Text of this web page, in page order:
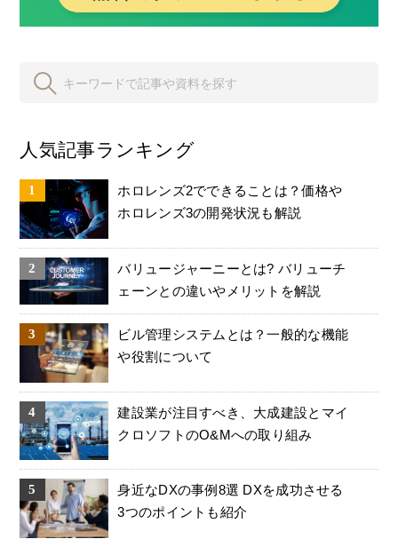
人気記事ランキング
ホロレンズ2でできることは？価格や
ホロレンズ3の開発状況も解説
バリュージャーニーとは? バリューチ
ェーンとの違いやメリットを解説
ビル管理システムとは？一般的な機能
や役割について
建設業が注目すべき、大成建設とマイ
クロソフトのO&Mへの取り組み
身近なDXの事例8選 DXを成功させる
3つのポイントも紹介